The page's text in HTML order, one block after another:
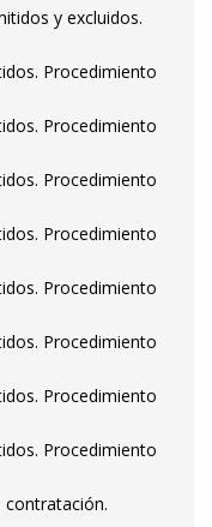
y excluidos.
Procedimiento
Procedimiento
Procedimiento
Procedimiento
Procedimiento
Procedimiento
Procedimiento
Procedimiento
contratación.